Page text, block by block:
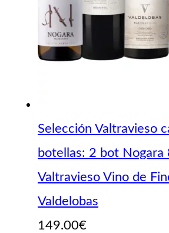
Selección Valtravieso
botellas: 2 bot
Valtravieso Vino de
Valdelobas
149.00€